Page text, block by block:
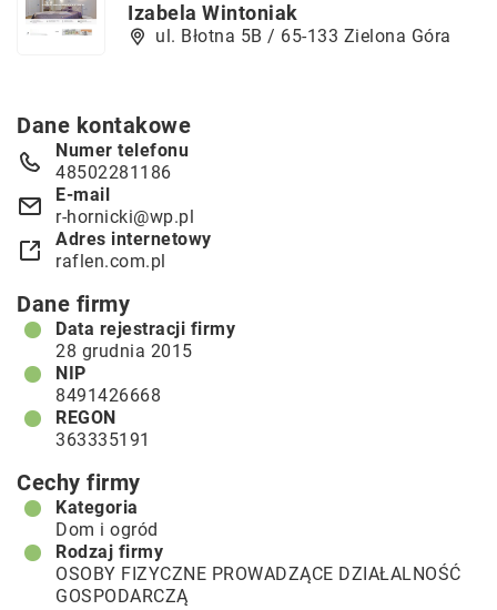
Izabela Wintoniak
ul. Błotna 5B / 65-133 Zielona Góra
Dane kontakowe
Numer telefonu
48502281186
E-mail
r-hornicki@wp.pl
Adres internetowy
raflen.com.pl
Dane firmy
Data rejestracji firmy
28 grudnia 2015
NIP
8491426668
REGON
363335191
Cechy firmy
Kategoria
Dom i ogród
Rodzaj firmy
OSOBY FIZYCZNE PROWADZĄCE DZIAŁALNOŚĆ
GOSPODARCZĄ